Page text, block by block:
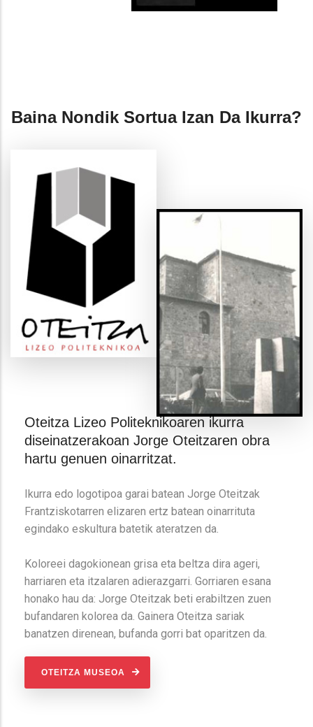
Baina Nondik Sortua Izan Da Ikurra?
Oteitza Lizeo Politeknikoaren ikurra
diseinatzerakoan Jorge Oteitzaren obra
hartu genuen oinarritzat.
Ikurra edo logotipoa garai batean Jorge Oteitzak
Frantziskotarren elizaren ertz batean oinarrituta
egindako eskultura batetik ateratzen da.
Koloreei dagokionean grisa eta beltza dira ageri,
harriaren eta itzalaren adierazgarri. Gorriaren esana
honako hau da: Jorge Oteitzak beti erabiltzen zuen
bufandaren kolorea da. Gainera Oteitza sariak
banatzen direnean, bufanda gorri bat oparitzen da.
OTEITZA MUSEOA